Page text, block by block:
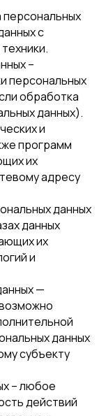
персональных
с
–
персональных
обработка
данных).
и
программ
их
адресу
данных
данных
их
и
—
данных
субъекту
– любое
действий